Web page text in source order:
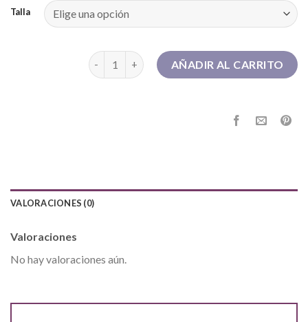
Talla
botines de mujer cantidadAÑADIR AL CARRITO
VALORACIONES (0)
Valoraciones
No hay valoraciones aún.